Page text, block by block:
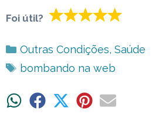
Foi útil?
Categorias
Outras Condições, Saúde
Tags
bombando na web
ShareShare ShareShareShare